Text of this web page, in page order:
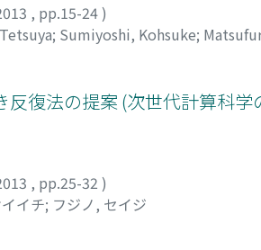
, pp.15-24)
; Sumiyoshi, Kohsuke;
復法の提案 (次世代計算科学
, pp.25-32 )
イチ; フジノ, セイジ